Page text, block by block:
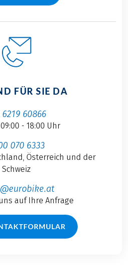
FÜR SIE DA
6219 60866
- 18:00 Uhr
070 6333
Österreich und der
Schweiz
auf Ihre Anfrage